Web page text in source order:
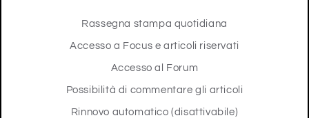
Rassegna stampa quotidiana
Accesso a Focus e articoli riservati
Accesso al Forum
Possibilità di commentare gli articoli
Rinnovo automatico (disattivabile)